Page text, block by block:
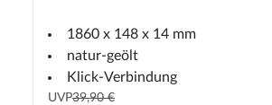
1860 x 148 x 14 mm
natur-geölt
Klick-Verbindung
UVP39,90 €